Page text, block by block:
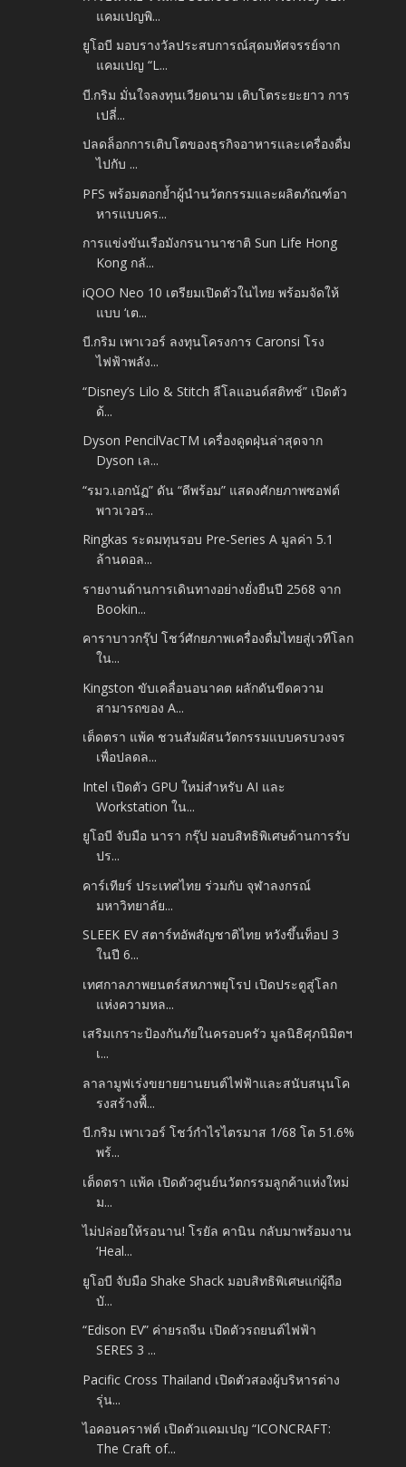
แคมเปญพิ...
ยูโอบี มอบรางวัลประสบการณ์สุดมหัศจรรย์จาก
แคมเปญ “L...
บี.กริม มั่นใจลงทุนเวียดนาม เติบโตระยะยาว การ
เปลี่...
ปลดล็อกการเติบโตของธุรกิจอาหารและเครื่องดื่ม
ไปกับ ...
PFS พร้อมตอกย้ำผู้นำนวัตกรรมและผลิตภัณฑ์อา
หารแบบคร...
การแข่งขันเรือมังกรนานาชาติ Sun Life Hong
Kong กลั...
iQOO Neo 10 เตรียมเปิดตัวในไทย พร้อมจัดให้
แบบ ‘เต...
บี.กริม เพาเวอร์ ลงทุนโครงการ Caronsi โรง
ไฟฟ้าพลัง...
“Disney’s Lilo & Stitch ลีโลแอนด์สติทช์” เปิดตัว
ด้...
Dyson PencilVacTM เครื่องดูดฝุ่นล่าสุดจาก
Dyson เล...
“รมว.เอกนัฏ” ดัน “ดีพร้อม” แสดงศักยภาพซอฟต์
พาวเวอร...
Ringkas ระดมทุนรอบ Pre-Series A มูลค่า 5.1
ล้านดอล...
รายงานด้านการเดินทางอย่างยั่งยืนปี 2568 จาก
Bookin...
คาราบาวกรุ๊ป โชว์ศักยภาพเครื่องดื่มไทยสู่เวทีโลก
ใน...
Kingston ขับเคลื่อนอนาคต ผลักดันขีดความ
สามารถของ A...
เต็ดตรา แพ้ค ชวนสัมผัสนวัตกรรมแบบครบวงจร
เพื่อปลดล...
Intel เปิดตัว GPU ใหม่สำหรับ AI และ
Workstation ใน...
ยูโอบี จับมือ นารา กรุ๊ป มอบสิทธิพิเศษด้านการรับ
ปร...
คาร์เทียร์ ประเทศไทย ร่วมกับ จุฬาลงกรณ์
มหาวิทยาลัย...
SLEEK EV สตาร์ทอัพสัญชาติไทย หวังขึ้นท็อป 3
ในปี 6...
เทศกาลภาพยนตร์สหภาพยุโรป เปิดประตูสู่โลก
แห่งความหล...
เสริมเกราะป้องกันภัยในครอบครัว มูลนิธิศุภนิมิตฯ
เ...
ลาลามูฟเร่งขยายยานยนต์ไฟฟ้าและสนับสนุนโค
รงสร้างพื้...
บี.กริม เพาเวอร์ โชว์กำไรไตรมาส 1/68 โต 51.6%
พร้...
เต็ดตรา แพ้ค เปิดตัวศูนย์นวัตกรรมลูกค้าแห่งใหม่
ม...
ไม่ปล่อยให้รอนาน! โรยัล คานิน กลับมาพร้อมงาน
‘Heal...
ยูโอบี จับมือ Shake Shack มอบสิทธิพิเศษแก่ผู้ถือ
บั...
“Edison EV” ค่ายรถจีน เปิดตัวรถยนต์ไฟฟ้า
SERES 3 ...
Pacific Cross Thailand เปิดตัวสองผู้บริหารต่าง
รุ่น...
ไอคอนคราฟต์ เปิดตัวแคมเปญ “ICONCRAFT:
The Craft of...